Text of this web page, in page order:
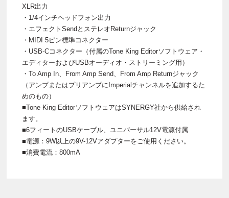
XLR出力
・1/4インチヘッドフォン出力
・エフェクトSendとステレオReturnジャック
・MIDI 5ピン標準コネクター
・USB-Cコネクター（付属のTone King Editorソフトウェア・
エディターおよびUSBオーディオ・ストリーミング用）
・To Amp In、From Amp Send、From Amp Returnジャック
（アンプまたはプリアンプにImperialチャンネルを追加するた
めのもの）
■Tone King EditorソフトウェアはSYNERGY社から供給され
ます。
■6フィートのUSBケーブル、ユニバーサル12V電源付属
■電源：9W以上の9V-12Vアダプターをご使用ください。
■消費電流：800mA